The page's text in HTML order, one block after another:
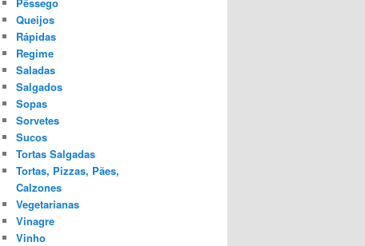
Queijos
Rápidas
Regime
Saladas
Salgados
Sopas
Sorvetes
Sucos
Tortas Salgadas
Tortas, Pizzas, Pães,
Calzones
Vegetarianas
Vinagre
Vinho